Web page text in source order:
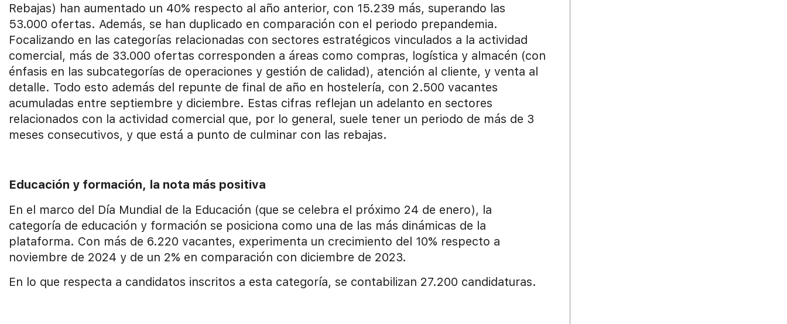
Rebajas) han aumentado un 40% respecto al año anterior, con 15.239 más, superando las
53.000 ofertas. Además, se han duplicado en comparación con el periodo prepandemia.
Focalizando en las categorías relacionadas con sectores estratégicos vinculados a la actividad
comercial, más de 33.000 ofertas corresponden a áreas como compras, logística y almacén (con
énfasis en las subcategorías de operaciones y gestión de calidad), atención al cliente, y venta al
detalle. Todo esto además del repunte de final de año en hostelería, con 2.500 vacantes
acumuladas entre septiembre y diciembre. Estas cifras reflejan un adelanto en sectores
relacionados con la actividad comercial que, por lo general, suele tener un periodo de más de 3
meses consecutivos, y que está a punto de culminar con las rebajas.
Educación y formación, la nota más positiva
En el marco del Día Mundial de la Educación (que se celebra el próximo 24 de enero), la
categoría de educación y formación se posiciona como una de las más dinámicas de la
plataforma. Con más de 6.220 vacantes, experimenta un crecimiento del 10% respecto a
noviembre de 2024 y de un 2% en comparación con diciembre de 2023.
En lo que respecta a candidatos inscritos a esta categoría, se contabilizan 27.200 candidaturas.